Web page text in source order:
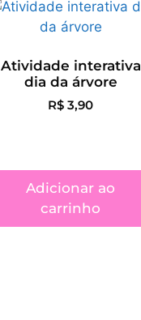
Atividade interativa
dia da árvore
R$ 3,90
Adicionar ao
carrinho